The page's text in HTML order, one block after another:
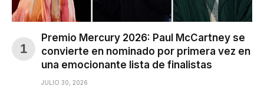
Premio Mercury 2026: Paul McCartney se
convierte en nominado por primera vez en
una emocionante lista de finalistas
JULIO 30, 2026